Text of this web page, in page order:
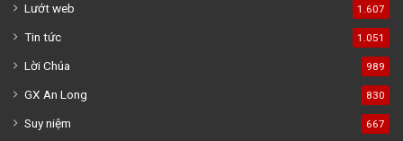
Lướt web 1.607
Tin tức 1.051
Lời Chúa 989
GX An Long 830
Suy niệm 667